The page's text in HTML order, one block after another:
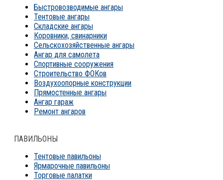
Быстровозводимые ангары
Тентовые ангары
Складские ангары
Коровники, свинарники
Сельскохозяйственные ангары
Ангар для самолета
Спортивные сооружения
Строительство ФОКов
Воздухоопорные конструкции
Прямостенные ангары
Ангар гараж
Ремонт ангаров
ПАВИЛЬОНЫ
Тентовые павильоны
Ярмарочные павильоны
Торговые палатки